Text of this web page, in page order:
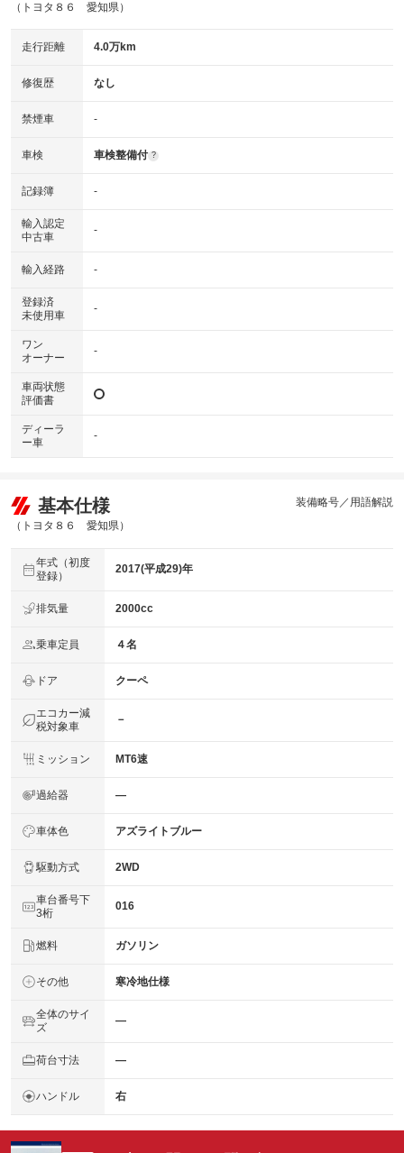
（トヨタ８６ 愛知県）
走行距離 4.0万km
修復歴 なし
禁煙車 -
車検 車検整備付 ?
記録簿 -
輸入認定
中古車
-
輸入経路 -
登録済
未使用車
-
ワン
オーナー
-
車両状態
評価書
ディーラ
ー車
-
基本仕様
（トヨタ８６ 愛知県）
装備略号／用語解説
年式（初度
登録）
2017(平成29)年
排気量 2000cc
乗車定員 ４名
ドア クーペ
エコカー減
税対象車
－
ミッション MT6速
過給器 ―
車体色 アズライトブルー
駆動方式 2WD
車台番号下
3桁
016
燃料 ガソリン
その他 寒冷地仕様
全体のサイ
ズ
―
荷台寸法 ―
ハンドル 右